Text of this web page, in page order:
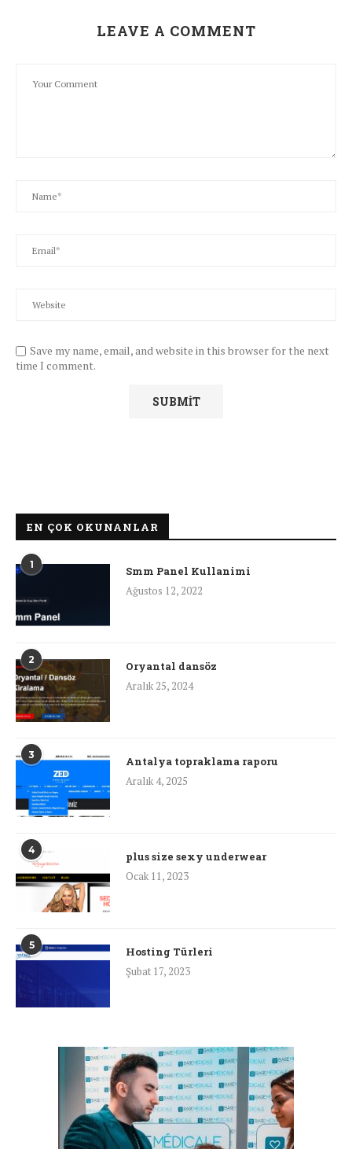
LEAVE A COMMENT
Save my name, email, and website in this browser for the next
time I comment.
EN ÇOK OKUNANLAR
1
Smm Panel Kullanimi
Ağustos 12, 2022
2
Oryantal dansöz
Aralık 25, 2024
3
Antalya topraklama raporu
Aralık 4, 2025
4
plus size sexy underwear
Ocak 11, 2023
5
Hosting Türleri
Şubat 17, 2023